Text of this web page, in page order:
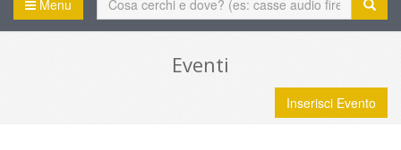
Menu
Eventi
Inserisci Evento